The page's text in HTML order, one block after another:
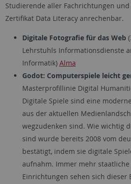
Studierende aller Fachrichtungen
Zertifikat Data Literacy anrechenbar.
Digitale Fotografie für das Web
Lehrstuhls Informationsdienste
Informatik) Alma
Godot: Computerspiele leicht
Masterprofillinie Digital
Digitale Spiele sind eine
aus der aktuellen
wegzudenken sind. Wie wichtig
sind wurde bereits 2008 vom
bestätigt, indem sie digitale
aufnahm. Immer mehr
Einrichtungen sehen sich dieser